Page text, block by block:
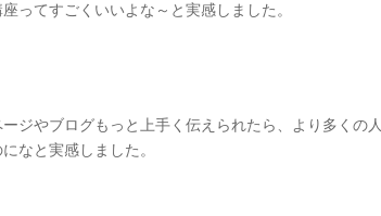
ってすごくいいよな～と実感しました。
ジやブログもっと上手く伝えられたら、より多くの人
なと実感しました。